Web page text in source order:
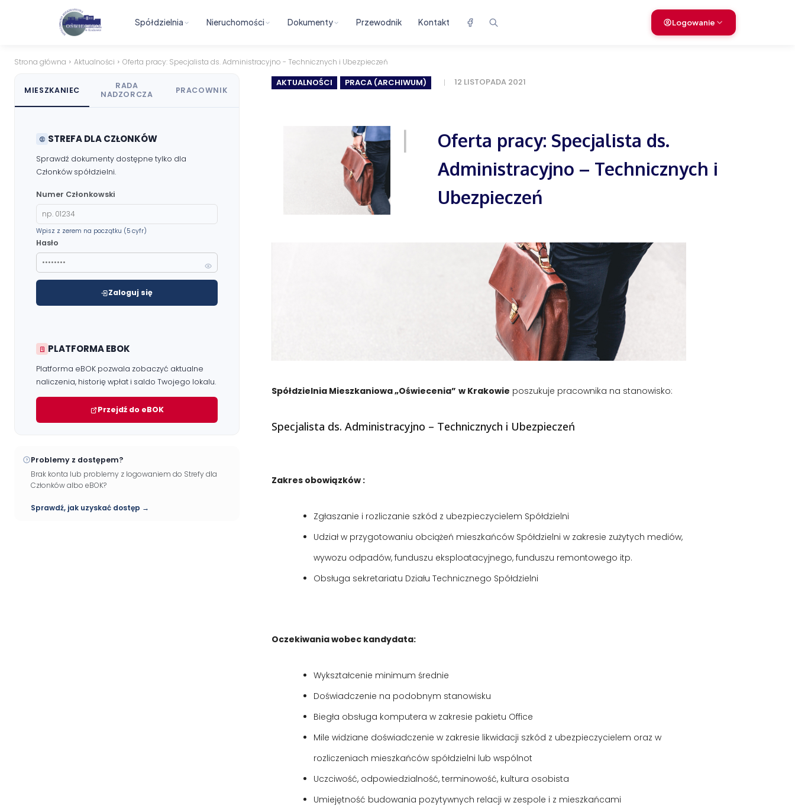
Spółdzielnia Nieruchomości Dokumenty Przewodnik Kontakt Logowanie
Strona główna Aktualności Oferta pracy: Specjalista ds. Administracyjno - Technicznych i Ubezpieczeń
AKTUALNOŚCI PRACA (ARCHIWUM) 12 LISTOPADA 2021
Oferta pracy: Specjalista ds.
Administracyjno – Technicznych i
Ubezpieczeń
Spółdzielnia Mieszkaniowa „Oświecenia” w Krakowie poszukuje pracownika na stanowisko:
Specjalista ds. Administracyjno – Technicznych i Ubezpieczeń
Zakres obowiązków :
Zgłaszanie i rozliczanie szkód z ubezpieczycielem Spółdzielni
Udział w przygotowaniu obciążeń mieszkańców Spółdzielni w zakresie zużytych mediów,
wywozu odpadów, funduszu eksploatacyjnego, funduszu remontowego itp.
Obsługa sekretariatu Działu Technicznego Spółdzielni
Oczekiwania wobec kandydata:
Wykształcenie minimum średnie
Doświadczenie na podobnym stanowisku
Biegła obsługa komputera w zakresie pakietu Office
Mile widziane doświadczenie w zakresie likwidacji szkód z ubezpieczycielem oraz w
rozliczeniach mieszkańców spółdzielni lub wspólnot
Uczciwość, odpowiedzialność, terminowość, kultura osobista
Umiejętność budowania pozytywnych relacji w zespole i z mieszkańcami
MIESZKANIEC
RADA
NADZORCZA
PRACOWNIK
STREFA DLA CZŁONKÓW
Sprawdź dokumenty dostępne tylko dla
Członków spółdzielni.
Numer Członkowski
Wpisz z zerem na początku (5 cyfr)
Hasło
Zaloguj się
PLATFORMA EBOK
Platforma eBOK pozwala zobaczyć aktualne
naliczenia, historię wpłat i saldo Twojego lokalu.
Przejdź do eBOK
Problemy z dostępem?
Brak konta lub problemy z logowaniem do Strefy dla
Członków albo eBOK?
Sprawdź, jak uzyskać dostęp →